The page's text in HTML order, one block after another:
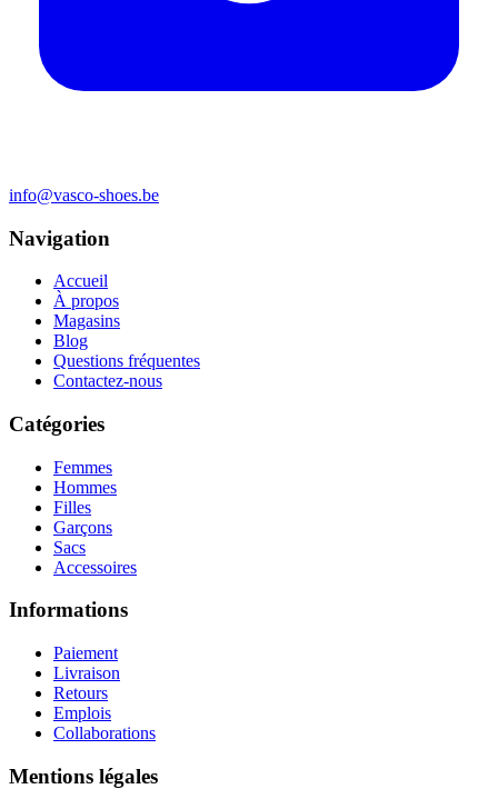
info@vasco-shoes.be
Navigation
Accueil
À propos
Magasins
Blog
Questions fréquentes
Contactez-nous
Catégories
Femmes
Hommes
Filles
Garçons
Sacs
Accessoires
Informations
Paiement
Livraison
Retours
Emplois
Collaborations
Mentions légales